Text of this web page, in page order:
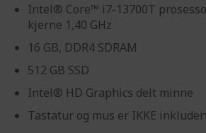
Intel® Core™ i7-13700T
kjerne 1,40 GHz
16 GB, DDR4 SDRAM
512 GB SSD
Intel® HD Graphics delt minne
Tastatur og mus er IKKE